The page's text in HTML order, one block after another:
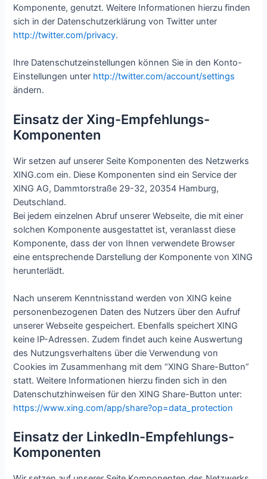
Komponente, genutzt. Weitere Informationen hierzu finden
sich in der Datenschutzerklärung von Twitter unter
http://twitter.com/privacy.
Ihre Datenschutzeinstellungen können Sie in den Konto-
Einstellungen unter http://twitter.com/account/settings
ändern.
Einsatz der Xing-Empfehlungs-
Komponenten
Wir setzen auf unserer Seite Komponenten des Netzwerks
XING.com ein. Diese Komponenten sind ein Service der
XING AG, Dammtorstraße 29-32, 20354 Hamburg,
Deutschland.
Bei jedem einzelnen Abruf unserer Webseite, die mit einer
solchen Komponente ausgestattet ist, veranlasst diese
Komponente, dass der von Ihnen verwendete Browser
eine entsprechende Darstellung der Komponente von XING
herunterlädt.
Nach unserem Kenntnisstand werden von XING keine
personenbezogenen Daten des Nutzers über den Aufruf
unserer Webseite gespeichert. Ebenfalls speichert XING
keine IP-Adressen. Zudem findet auch keine Auswertung
des Nutzungsverhaltens über die Verwendung von
Cookies im Zusammenhang mit dem “XING Share-Button”
statt. Weitere Informationen hierzu finden sich in den
Datenschutzhinweisen für den XING Share-Button unter:
https://www.xing.com/app/share?op=data_protection
Einsatz der LinkedIn-Empfehlungs-
Komponenten